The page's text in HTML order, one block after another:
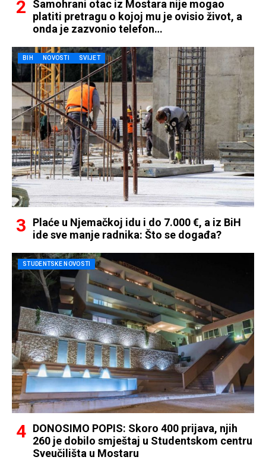
Samohrani otac iz Mostara nije mogao
platiti pretragu o kojoj mu je ovisio život, a
onda je zazvonio telefon…
BIH NOVOSTI SVIJET
Plaće u Njemačkoj idu i do 7.000 €, a iz BiH
ide sve manje radnika: Što se događa?
STUDENTSKE NOVOSTI
DONOSIMO POPIS: Skoro 400 prijava, njih
260 je dobilo smještaj u Studentskom centru
Sveučilišta u Mostaru